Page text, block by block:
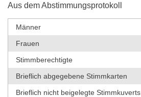
Aus dem Abstimmungsprotokoll
Männer
Frauen
Stimmberechtigte
Brieflich abgegebene Stimmkarten
Brieflich nicht beigelegte Stimmkuverts